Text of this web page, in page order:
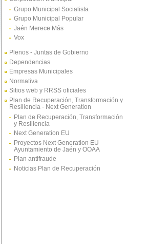
Grupo Municipal Socialista
Grupo Municipal Popular
Jaén Merece Más
Vox
Plenos - Juntas de Gobierno
Dependencias
Empresas Municipales
Normativa
Sitios web y RRSS oficiales
Plan de Recuperación, Transformación y
Resiliencia - Next Generation
Plan de Recuperación, Transformación
y Resiliencia
Next Generation EU
Proyectos Next Generation EU
Ayuntamiento de Jaén y OOAA
Plan antifraude
Noticias Plan de Recuperación